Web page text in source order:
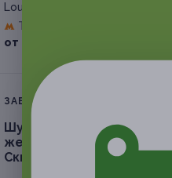
Louis D’or
Третьяковская
от 450 руб.
ЗАВЕРШЁННАЯ АКЦИЯ
Шугаринг одной или
женщин в салоне
Скидка до 65%